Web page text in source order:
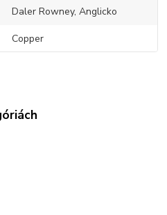
Daler Rowney, Anglicko
Copper